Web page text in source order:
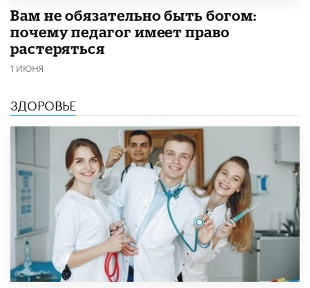
​Вам не обязательно быть богом:
почему педагог имеет право
растеряться
1 ИЮНЯ
ЗДОРОВЬЕ